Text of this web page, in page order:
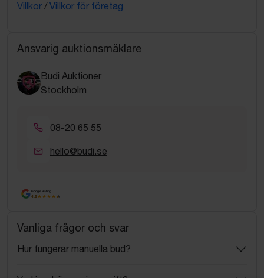
Villkor / Villkor för företag
Ansvarig auktionsmäklare
Budi Auktioner
Stockholm
08-20 65 55
hello@budi.se
Google Rating
4.5
Vanliga frågor och svar
Hur fungerar manuella bud?